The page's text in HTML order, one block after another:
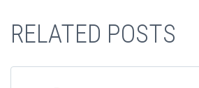
RELATED POSTS